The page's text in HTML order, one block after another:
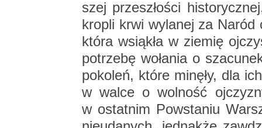
szej prze­szło­ści
kro­pli krwi wy­la­nej za Naród
która wsią­kła w zie­mię
po­trze­bę wo­ła­nia o
po­ko­leń, które mi­nę­ły, dla
w walce o wol­ność
w ostat­nim Po­wsta­niu